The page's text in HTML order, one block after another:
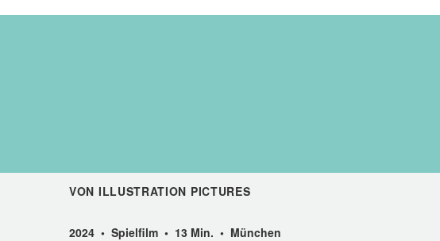
VON ILLUSTRATION PICTURES
2024 • Spielfilm • 13 Min. • München